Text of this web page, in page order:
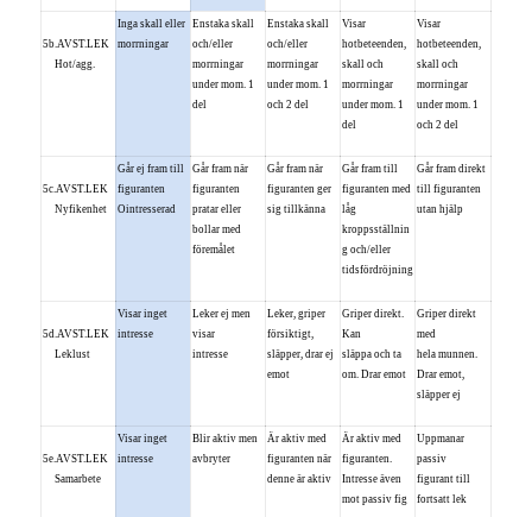
5b.AVST.LEK
Hot/agg.
Inga skall eller
morrningar
Enstaka skall
och/eller
morrningar
under mom. 1
del
Enstaka skall
och/eller
morrningar
under mom. 1
och 2 del
Visar
hotbeteenden,
skall och
morrningar
under mom. 1
del
Visar
hotbeteenden,
skall och
morrningar
under mom. 1
och 2 del
5c.AVST.LEK
Nyfikenhet
Går ej fram till
figuranten
Ointresserad
Går fram när
figuranten
pratar eller
bollar med
föremålet
Går fram när
figuranten ger
sig tillkänna
Går fram till
figuranten med
låg
kroppsställnin
g och/eller
tidsfördröjning
Går fram direkt
till figuranten
utan hjälp
5d.AVST.LEK
Leklust
Visar inget
intresse
Leker ej men
visar
intresse
Leker, griper
försiktigt,
släpper, drar ej
emot
Griper direkt.
Kan
släppa och ta
om. Drar emot
Griper direkt
med
hela munnen.
Drar emot,
släpper ej
5e.AVST.LEK
Samarbete
Visar inget
intresse
Blir aktiv men
avbryter
Är aktiv med
figuranten när
denne är aktiv
Är aktiv med
figuranten.
Intresse även
mot passiv fig
Uppmanar
passiv
figurant till
fortsatt lek